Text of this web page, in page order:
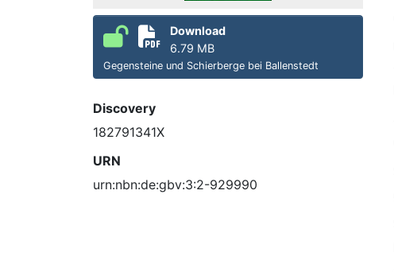
Download
6.79 MB
Gegensteine und Schierberge bei Ballenstedt
Discovery
182791341X
URN
urn:nbn:de:gbv:3:2-929990